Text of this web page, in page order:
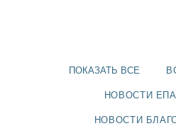
ПОКАЗАТЬ ВСЕ
НОВОСТИ
НОВОСТИ